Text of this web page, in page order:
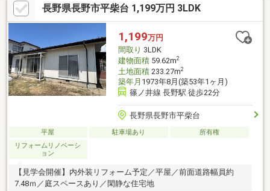
長野県長野市平柴台 1,199万円 3LDK
1,199万円
間取り 3LDK
建物面積59.62m2
土地面積233.27m2
築年月 1973年8月(築53年1ヶ月)
篠ノ井線 長野駅 徒歩22分
長野県長野市平柴台
平屋 駐車場あり
所有権
リフォームリノベーシ
ョン
【見学会開催】内外装リフォーム予定／平屋／前面道路幅員約
7.48ｍ／庭スペースあり／閑静な住宅地